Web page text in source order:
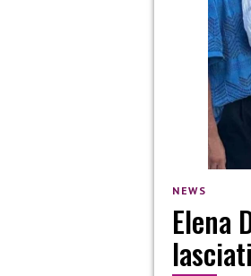
NEWS
Elena